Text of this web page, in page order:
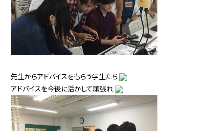
先生からアドバイスをもらう学生たち
アドバイスを今後に活かして頑張れ